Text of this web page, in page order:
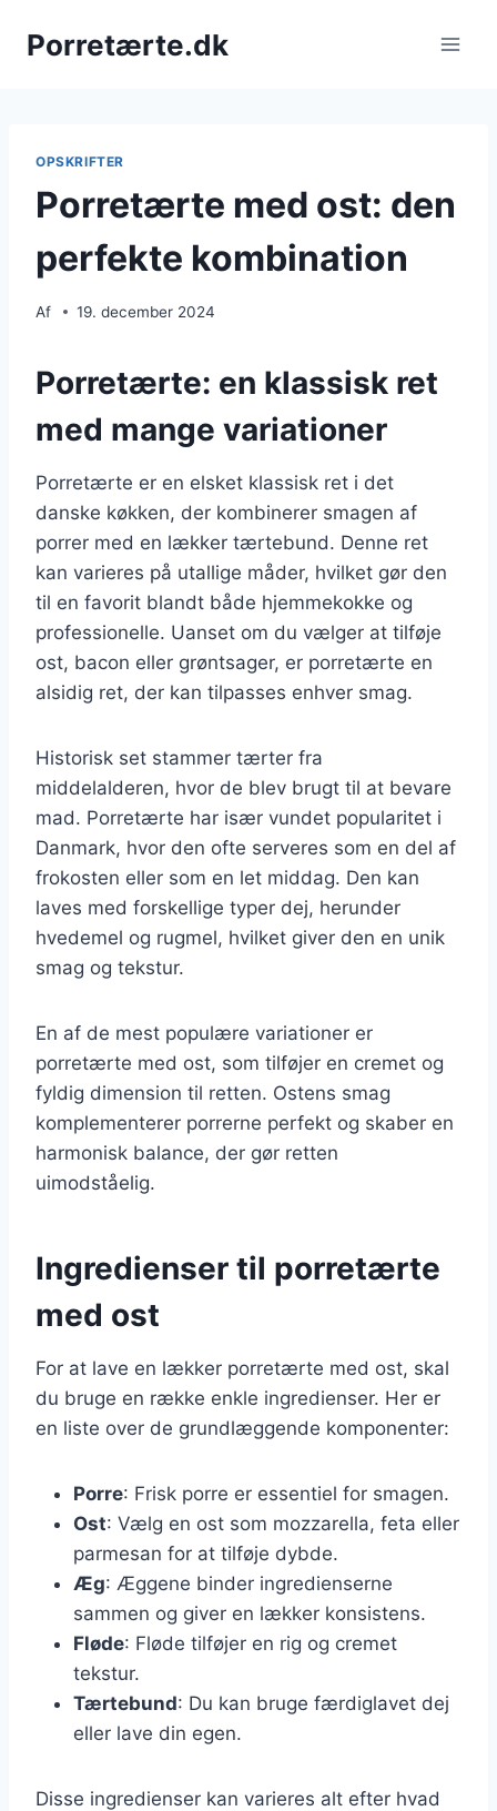
Porretærte.dk
OPSKRIFTER
Porretærte med ost: den
perfekte kombination
Af 19. december 2024
Porretærte: en klassisk ret
med mange variationer
Porretærte er en elsket klassisk ret i det
danske køkken, der kombinerer smagen af
porrer med en lækker tærtebund. Denne ret
kan varieres på utallige måder, hvilket gør den
til en favorit blandt både hjemmekokke og
professionelle. Uanset om du vælger at tilføje
ost, bacon eller grøntsager, er porretærte en
alsidig ret, der kan tilpasses enhver smag.
Historisk set stammer tærter fra
middelalderen, hvor de blev brugt til at bevare
mad. Porretærte har især vundet popularitet i
Danmark, hvor den ofte serveres som en del af
frokosten eller som en let middag. Den kan
laves med forskellige typer dej, herunder
hvedemel og rugmel, hvilket giver den en unik
smag og tekstur.
En af de mest populære variationer er
porretærte med ost, som tilføjer en cremet og
fyldig dimension til retten. Ostens smag
komplementerer porrerne perfekt og skaber en
harmonisk balance, der gør retten
uimodståelig.
Ingredienser til porretærte
med ost
For at lave en lækker porretærte med ost, skal
du bruge en række enkle ingredienser. Her er
en liste over de grundlæggende komponenter:
Porre: Frisk porre er essentiel for smagen.
Ost: Vælg en ost som mozzarella, feta eller
parmesan for at tilføje dybde.
Æg: Æggene binder ingredienserne
sammen og giver en lækker konsistens.
Fløde: Fløde tilføjer en rig og cremet
tekstur.
Tærtebund: Du kan bruge færdiglavet dej
eller lave din egen.
Disse ingredienser kan varieres alt efter hvad